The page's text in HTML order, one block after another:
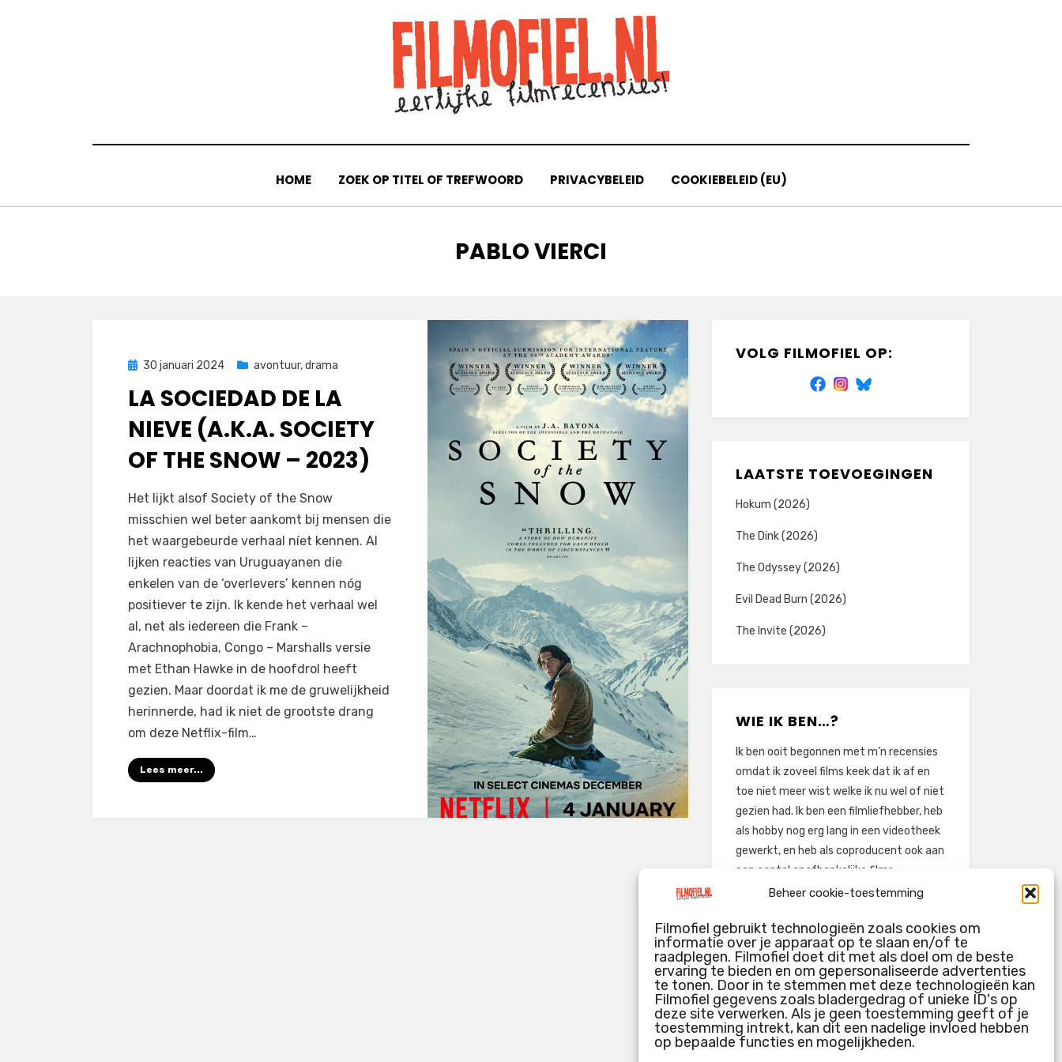
Beheer cookie-toestemming
Filmofiel gebruikt technologieën zoals cookies om
informatie over je apparaat op te slaan en/of te
raadplegen. Filmofiel doet dit met als doel om de beste
ervaring te bieden en om gepersonaliseerde advertenties
te tonen. Door in te stemmen met deze technologieën kan
Filmofiel gegevens zoals bladergedrag of unieke ID's op
deze site verwerken. Als je geen toestemming geeft of je
toestemming intrekt, kan dit een nadelige invloed hebben
op bepaalde functies en mogelijkheden.
HOME ZOEK OP TITEL OF TREFWOORD PRIVACYBELEID COOKIEBELEID (EU)
TAG
:
PABLO VIERCI
Geplaatst
30 januari 2024 avontuur,drama
LA SOCIEDAD DE LA
NIEVE (A.K.A. SOCIETY
OF THE SNOW – 2023)
doorFilmofiel.nl
Het lijkt alsof Society of the Snow
misschien wel beter aankomt bij mensen die
het waargebeurde verhaal níet kennen. Al
lijken reacties van Uruguayanen die
enkelen van de ‘overlevers’ kennen nóg
positiever te zijn. Ik kende het verhaal wel
al, net als iedereen die Frank –
Arachnophobia, Congo – Marshalls versie
met Ethan Hawke in de hoofdrol heeft
gezien. Maar doordat ik me de gruwelijkheid
herinnerde, had ik niet de grootste drang
om deze Netflix-film…
Lees meer...
VOLG FILMOFIEL OP:
LAATSTE TOEVOEGINGEN
Hokum (2026)
The Dink (2026)
The Odyssey (2026)
Evil Dead Burn (2026)
The Invite (2026)
WIE IK BEN…?
Ik ben ooit begonnen met m’n recensies
omdat ik zoveel films keek dat ik af en
toe niet meer wist welke ik nu wel of niet
gezien had. Ik ben een filmliefhebber, heb
als hobby nog erg lang in een videotheek
gewerkt, en heb als coproducent ook aan
een aantal onafhankelijke films
meegewerkt.
pretentieloze uitbreidingen van m’n
voormalige ‘videotheek-geouwehoer’,
aangevuld met een groeiende kennis
over de kunde én de kunst van het
maken van film.